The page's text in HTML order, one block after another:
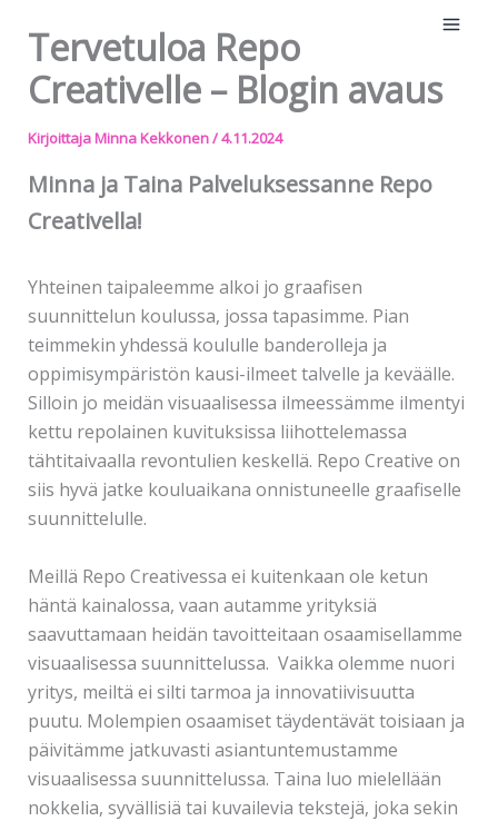
sisältöön
Tervetuloa Repo
Creativelle – Blogin avaus
KirjoittajaMinna Kekkonen/4.11.2024
Minna ja Taina Palveluksessanne Repo
Creativella!
Yhteinen taipaleemme alkoi jo graafisen
suunnittelun koulussa, jossa tapasimme. Pian
teimmekin yhdessä koululle banderolleja ja
oppimisympäristön kausi-ilmeet talvelle ja keväälle.
Silloin jo meidän visuaalisessa ilmeessämme ilmentyi
kettu repolainen kuvituksissa liihottelemassa
tähtitaivaalla revontulien keskellä. Repo Creative on
siis hyvä jatke kouluaikana onnistuneelle graafiselle
suunnittelulle.
Meillä Repo Creativessa ei kuitenkaan ole ketun
häntä kainalossa, vaan autamme yrityksiä
saavuttamaan heidän tavoitteitaan osaamisellamme
visuaalisessa suunnittelussa. Vaikka olemme nuori
yritys, meiltä ei silti tarmoa ja innovatiivisuutta
puutu. Molempien osaamiset täydentävät toisiaan ja
päivitämme jatkuvasti asiantuntemustamme
visuaalisessa suunnittelussa. Taina luo mielellään
nokkelia, syvällisiä tai kuvailevia tekstejä, joka sekin